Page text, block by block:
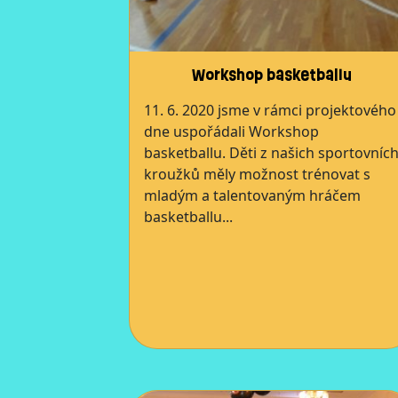
Workshop basketballu
11. 6. 2020 jsme v rámci projektového
dne uspořádali Workshop
basketballu. Děti z našich sportovních
kroužků měly možnost trénovat s
mladým a talentovaným hráčem
basketballu...